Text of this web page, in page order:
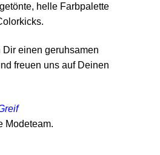
helle Farbpalette
einen geruhsamen
freuen uns auf Deinen
Modeteam.